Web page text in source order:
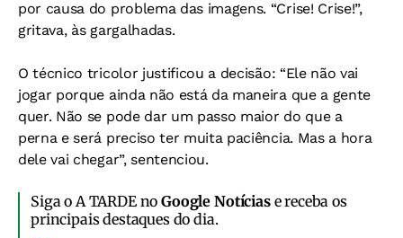
por causa do problema das imagens. “Crise! Crise!”,
gritava, às gargalhadas.
O técnico tricolor justificou a decisão: “Ele não vai
jogar porque ainda não está da maneira que a gente
quer. Não se pode dar um passo maior do que a
perna e será preciso ter muita paciência. Mas a hora
dele vai chegar”, sentenciou.
Siga o A TARDE noGoogle Notíciase receba os
principais destaques do dia.